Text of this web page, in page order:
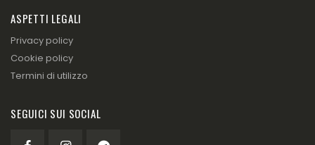
ASPETTI LEGALI
Privacy policy
Cookie policy
Termini di utilizzo
SEGUICI SUI SOCIAL